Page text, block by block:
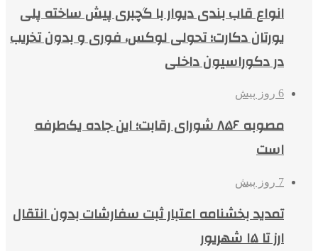
انواع قاب بندی دیوار با گچبری پیش ساخته پلی
یورتان دکارت؛ تحولی لوکس، فوری و بدون تخریب
در دکوراسیون داخلی
6 روز پیش
مصوبه ۸۵۶ شورای رقابت؛ این جاده یک‌طرفه
است
7 روز پیش
تمدید بخشنامه اعتبار ثبت سفارشات بدون انتقال
ارز تا ۱۵ شهریور